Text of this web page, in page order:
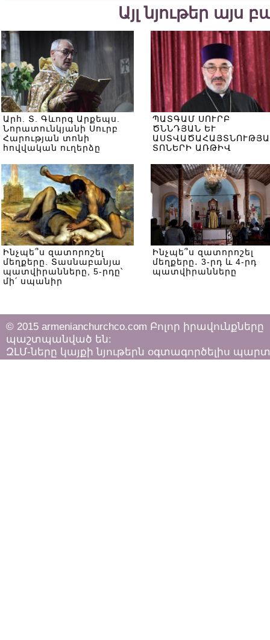
Այլ նյութեր այս
Արհ. Տ. Գևորգ Արքեպս.
Նորատունկյանի Սուրբ
Հարության տոնի
հովվական ուղերձը
ՊԱՏԳԱՄ ՍՈՒՐԲ
ԾՆՆԴՅԱՆ ԵՒ
ՏՈՆԵՐԻ ԱՌԹԻՎ
Ինչպե՞ս զատորոշել
մեղքերը. Տասնաբանյա
պատվիրանները, 5-րդը՝
մի՛ սպանիր
Ինչպե՞ս զատորոշել
մեղքերը․ 3-րդ և 4-րդ
պատվիրանները
© 2015 armenianchurchco.com Բոլոր իրավունքները
պաշտպանված են:
ԶԼՄ-ները կայքի նյութերն օգտագործելիս